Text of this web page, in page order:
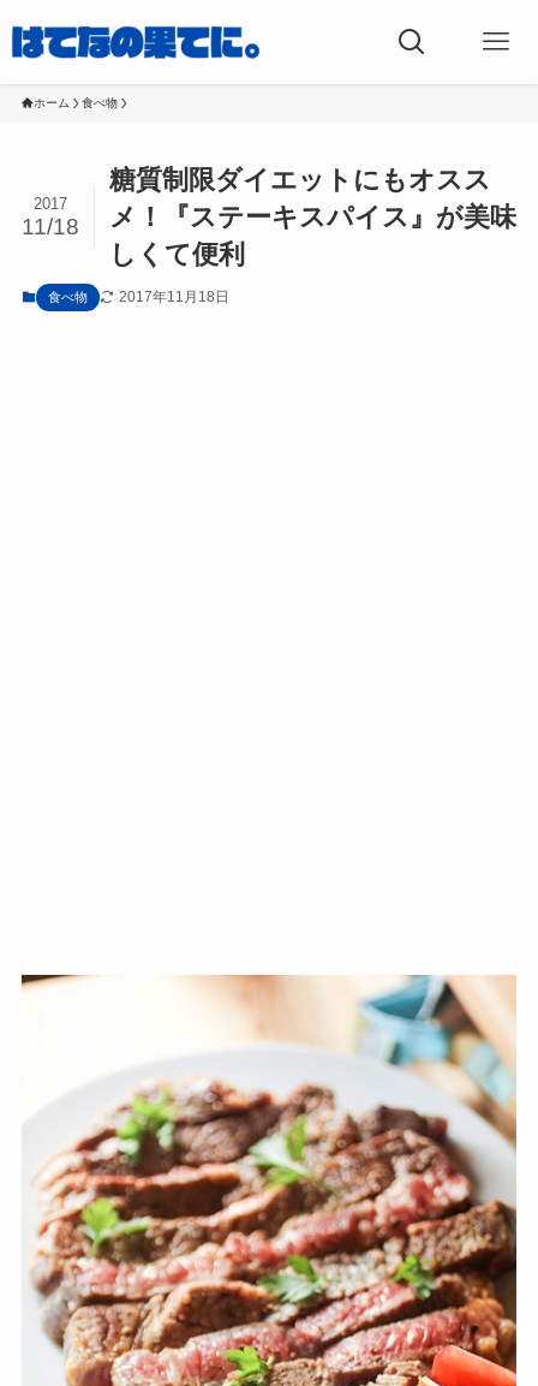
ホーム 食べ物
糖質制限ダイエットにもオスス
メ！『ステーキスパイス』が美味
しくて便利
2017
11/18
食べ物 2017年11月18日